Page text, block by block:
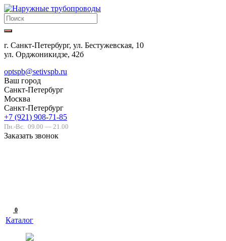
г. Санкт-Петербург, ул. Бестужевская, 10
ул. Орджоникидзе, 42б
optspb@setivspb.ru
Ваш город
Санкт-Петербург
Москва
Санкт-Петербург
+7 (921) 908-71-85
Пн.-Вс. 09.00 — 21.00
Заказать звонок
0
Каталог